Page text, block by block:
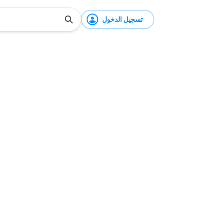
تسجيل الدخول